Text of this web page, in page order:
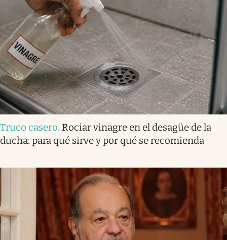
Truco casero. Rociar vinagre en el desagüe de la
ducha: para qué sirve y por qué se recomienda